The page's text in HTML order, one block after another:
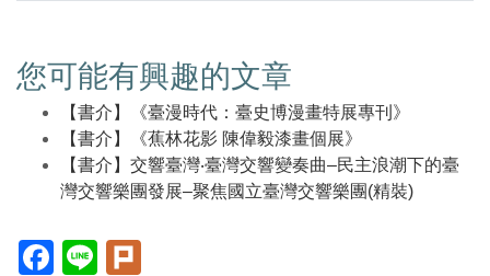
您可能有興趣的文章
【書介】《臺漫時代：臺史博漫畫特展專刊》
【書介】《蕉林花影 陳偉毅漆畫個展》
【書介】交響臺灣‧臺灣交響變奏曲–民主浪潮下的臺
灣交響樂團發展–聚焦國立臺灣交響樂團(精裝)
Facebook(另
開
Line(另
開